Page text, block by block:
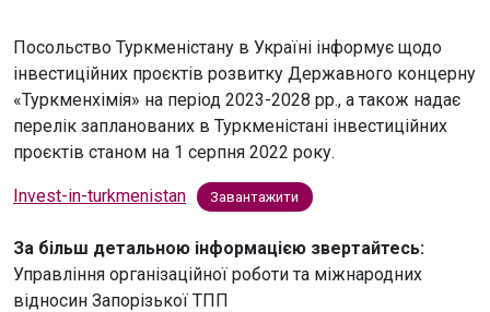
Посольство Туркменістану в Україні інформує щодо
інвестиційних проєктів розвитку Державного концерну
«Туркменхімія» на період 2023-2028 рр., а також надає
перелік запланованих в Туркменістані інвестиційних
проєктів станом на 1 серпня 2022 року.
Іnvest-in-turkmenistan Завантажити
За більш детальною інформацією звертайтесь:
Управління організаційної роботи та міжнародних
відносин Запорізької ТПП